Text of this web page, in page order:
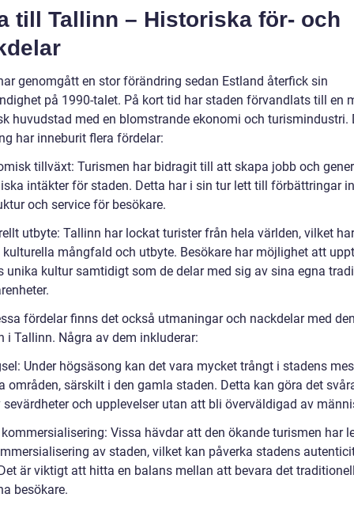
till Tallinn – Historiska för- och
genomgått en stor förändring sedan Estland återfick sin
på 1990-talet. På kort tid har staden förvandlats till en
huvudstad med en blomstrande ekonomi och turismindustri.
har inneburit flera fördelar:
tillväxt: Turismen har bidragit till att skapa jobb och
intäkter för staden. Detta har i sin tur lett till förbättringar
och service för besökare.
utbyte: Tallinn har lockat turister från hela världen, vilket
kulturella mångfald och utbyte. Besökare har möjlighet att
unika kultur samtidigt som de delar med sig av sina egna
fördelar finns det också utmaningar och nackdelar med
i Tallinn. Några av dem inkluderar:
Under högsäsong kan det vara mycket trångt i stadens
områden, särskilt i den gamla staden. Detta kan göra det
och upplevelser utan att bli överväldigad av
Vissa hävdar att den ökande turismen har
av staden, vilket kan påverka stadens
är viktigt att hitta en balans mellan att bevara det
besökare.